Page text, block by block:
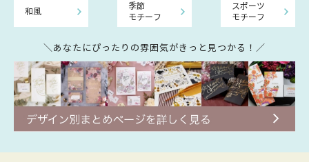
和風
季節
モチーフ
スポーツ
モチーフ
＼あなたにぴったりの雰囲気がきっと見つかる！／